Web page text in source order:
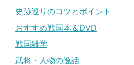
史跡巡りのコツとポイント
おすすめ戦国本＆DVD
戦国雑学
武将・人物の逸話